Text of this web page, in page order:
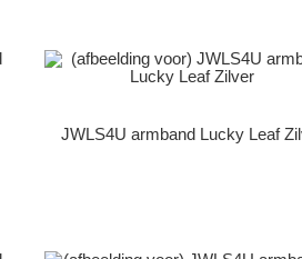
JWLS4U armband Lucky Leaf